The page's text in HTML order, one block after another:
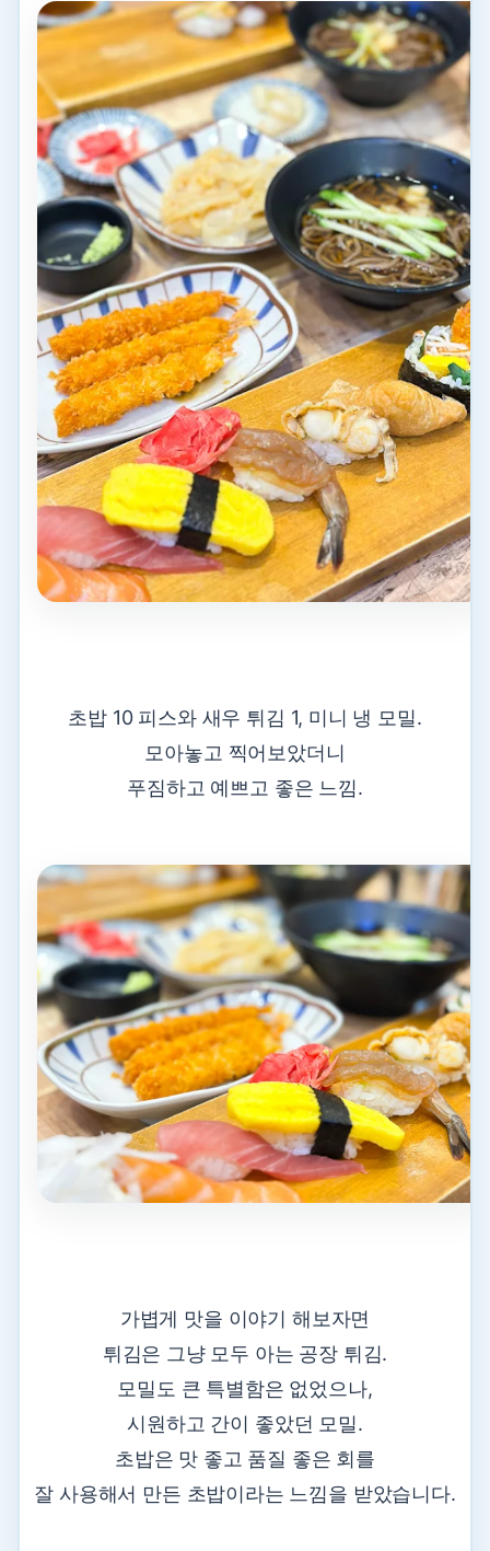
초밥 10 피스와 새우 튀김 1, 미니 냉 모밀.
모아놓고 찍어보았더니
푸짐하고 예쁘고 좋은 느낌.
가볍게 맛을 이야기 해보자면
튀김은 그냥 모두 아는 공장 튀김.
모밀도 큰 특별함은 없었으나,
시원하고 간이 좋았던 모밀.
초밥은 맛 좋고 품질 좋은 회를
잘 사용해서 만든 초밥이라는 느낌을 받았습니다.